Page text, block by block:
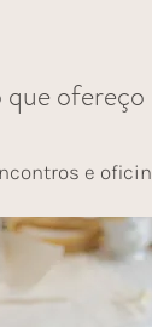
que ofereço
e